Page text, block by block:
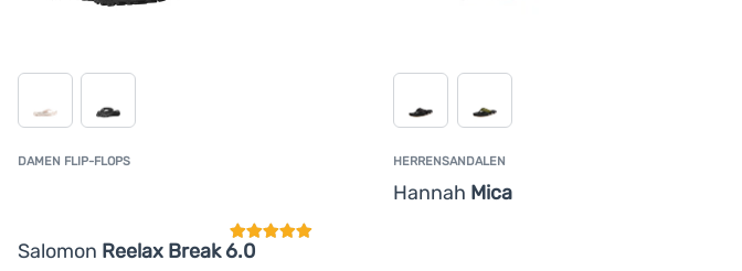
DAMEN FLIP-FLOPS
Salomon Reelax Break 6.0
HERRENSANDALEN
Hannah Mica